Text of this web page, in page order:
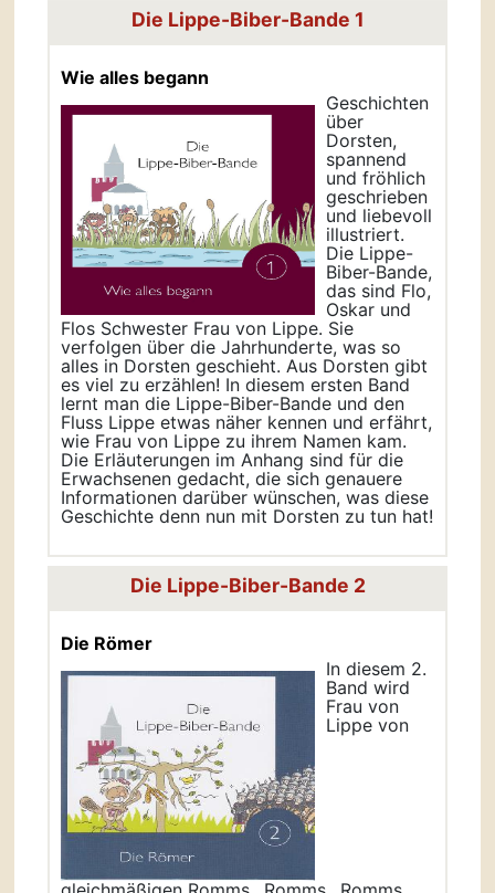
Die Lippe-Biber-Bande 1
Wie alles begann
Geschichten
über
Dorsten,
spannend
und fröhlich
geschrieben
und liebevoll
illustriert.
Die Lippe-
Biber-Bande,
das sind Flo,
Oskar und
Flos Schwester Frau von Lippe. Sie
verfolgen über die Jahrhunderte, was so
alles in Dorsten geschieht. Aus Dorsten gibt
es viel zu erzählen! In diesem ersten Band
lernt man die Lippe-Biber-Bande und den
Fluss Lippe etwas näher kennen und erfährt,
wie Frau von Lippe zu ihrem Namen kam.
Die Erläuterungen im Anhang sind für die
Erwachsenen gedacht, die sich genauere
Informationen darüber wünschen, was diese
Geschichte denn nun mit Dorsten zu tun hat!
Die Lippe-Biber-Bande 2
Die Römer
In diesem 2.
Band wird
Frau von
Lippe von